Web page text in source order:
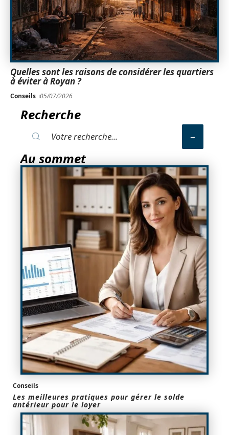
Quelles sont les raisons de considérer les quartiers
à éviter à Royan ?
Conseils 05/07/2026
Recherche
Au sommet
Conseils
Les meilleures pratiques pour gérer le solde
antérieur pour le loyer